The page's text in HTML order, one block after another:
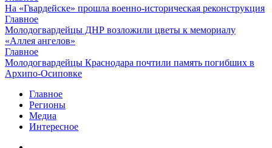
На «Гвардейске» прошла военно-историческая реконструкция
Главное
Молодогвардейцы ДНР возложили цветы к мемориалу
«Аллея ангелов»
Главное
Молодогвардейцы Краснодара почтили память погибших в
Архипо-Осиповке
Главное
Регионы
Медиа
Интересное